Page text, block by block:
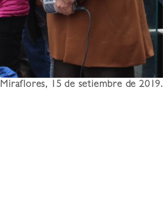
Miraflores, 15 de setiembre de 2019.